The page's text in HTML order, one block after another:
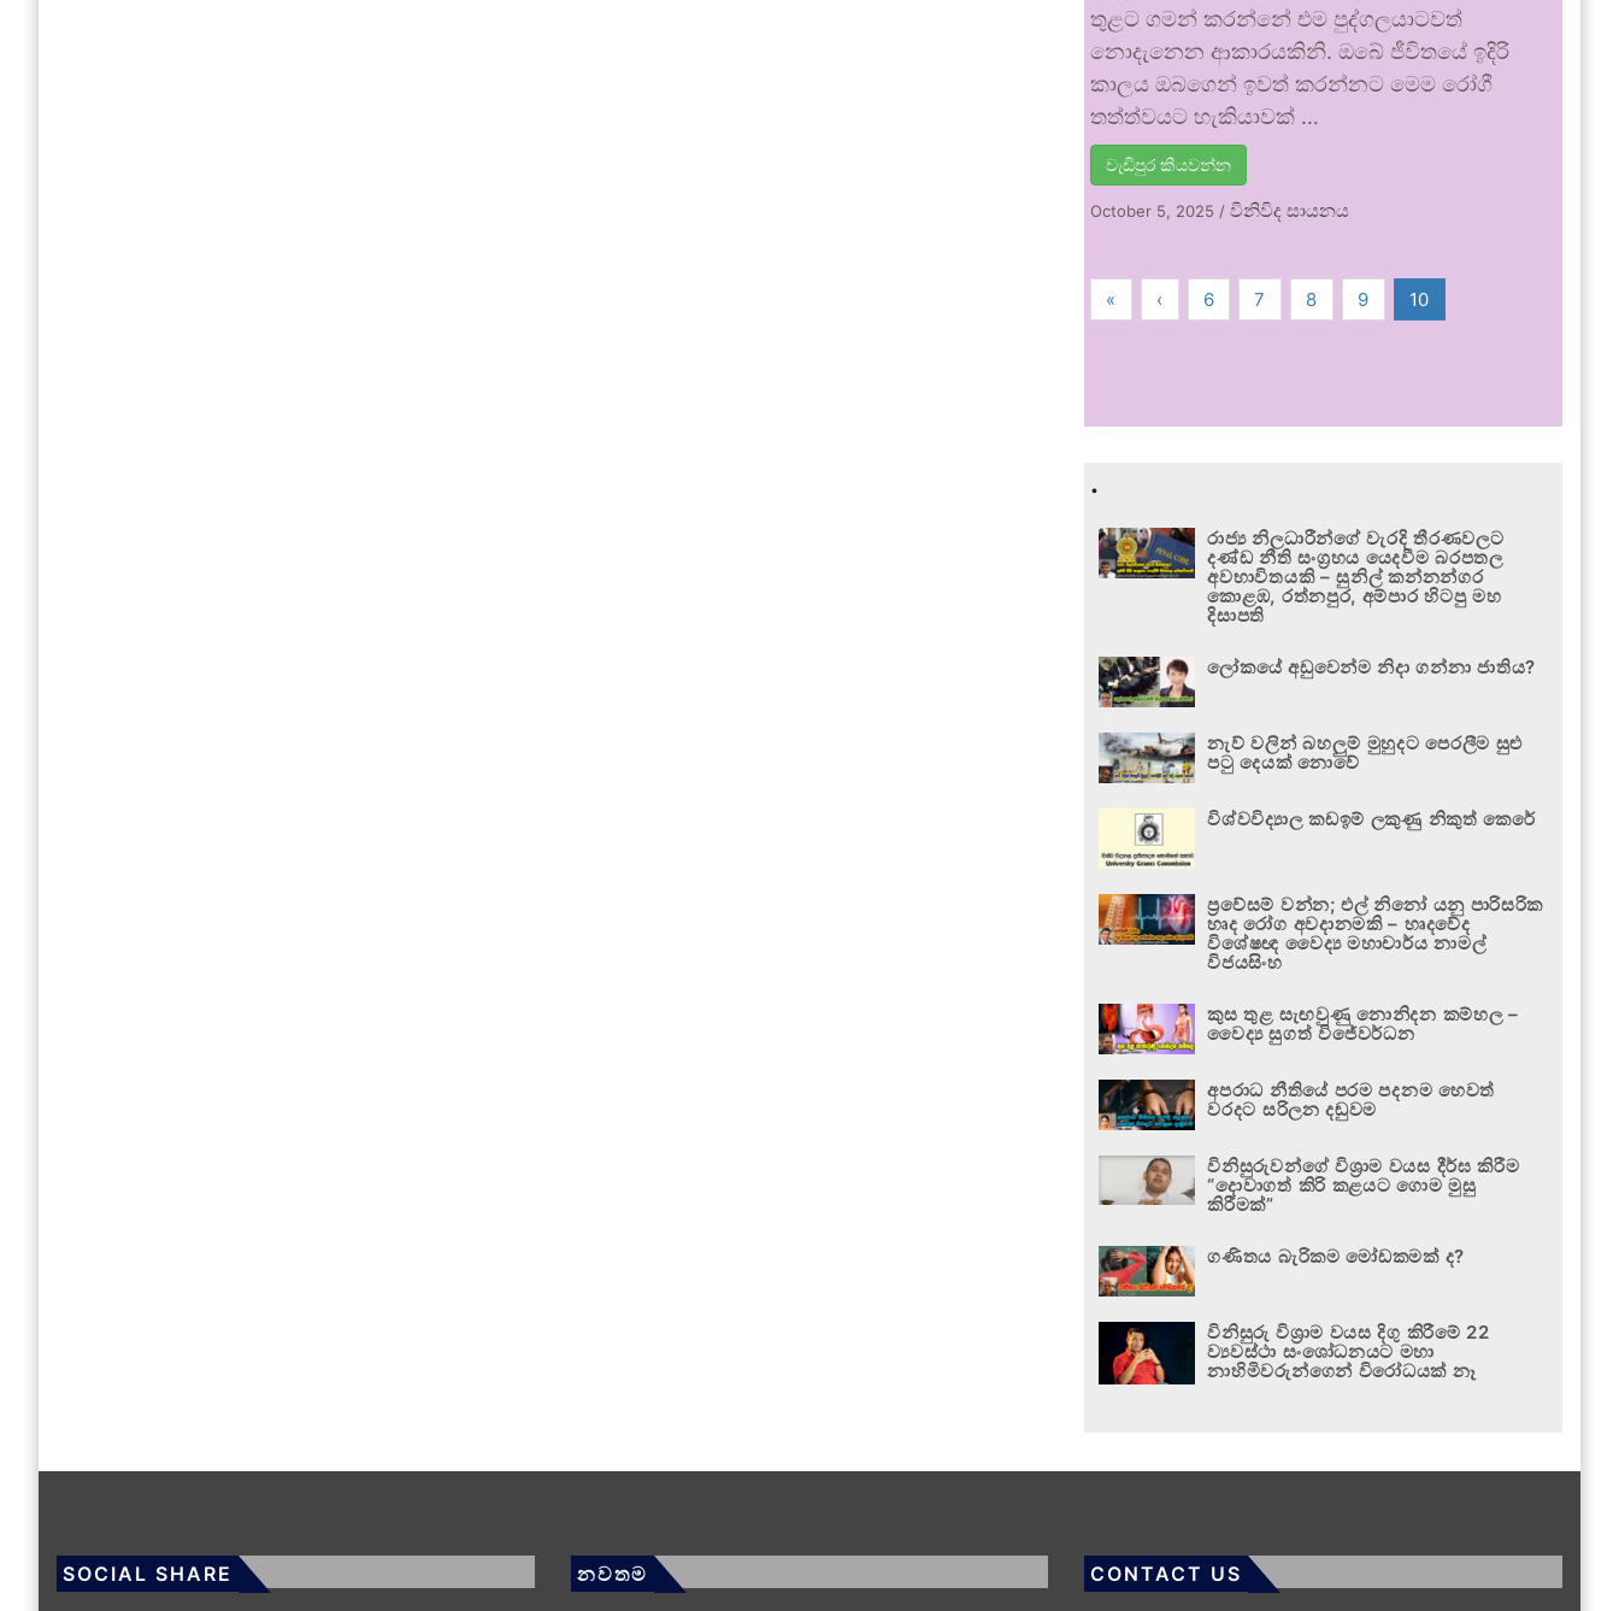
තුළට ගමන් කරන්නේ එම පුද්ගලයාටවත්
නොදැනෙන ආකාරයකිනි. ඔබේ ජීවිතයේ ඉදිරි
කාලය ඔබගෙන් ඉවත් කරන්නට මෙම රෝගී
තත්ත්වයට හැකියාවක් …
වැඩිපුර කියවන්න
October 5, 2025 /විනිවිද සායනය
« ‹ 6 7 8 9 10
.
රාජ්‍ය නිලධාරීන්ගේ වැරදි තීරණවලට
දණ්ඩ නීති සංග්‍රහය යෙදවීම බරපතල
අවභාවිතයකි – සුනිල් කන්නන්ගර
කොළඹ, රත්නපුර, අම්පාර හිටපු මහ
දිසාපති
ලෝකයේ අඩුවෙන්ම නිදා ගන්නා ජාතිය?
නැව් වලින් බහලුම් මුහුදට පෙරලීම සුළු
පටු දෙයක් නොවේ
විශ්වවිද්‍යාල කඩඉම් ලකුණු නිකුත් කෙරේ
ප්‍රවේසම් වන්න; එල් නිනෝ යනු පාරිසරික
හෘද රෝග අවදානමකි – හෘදවේද
විශේෂඥ වෛද්‍ය මහාචාර්ය නාමල්
විජයසිංහ
කුස තුළ සැඟවුණු නොනිදන කම්හල –
වෛද්‍ය සුගත් විජේවර්ධන
අපරාධ නීතියේ පරම පදනම හෙවත්
වරදට සරිලන දඬුවම
විනිසුරුවන්ගේ විශ්‍රාම වයස දීර්ඝ කිරීම
“දොවාගත් කිරි කළයට ගොම මුසු
කිරීමක්”
ගණිතය බැරිකම මෝඩකමක් ද?
විනිසුරු විශ්‍රාම වයස දිගු කිරීමේ 22
ව්‍යවස්ථා සංශෝධනයට මහා
නාහිමිවරුන්ගෙන් විරෝධයක් නෑ
SOCIAL SHARE නවතම CONTACT US